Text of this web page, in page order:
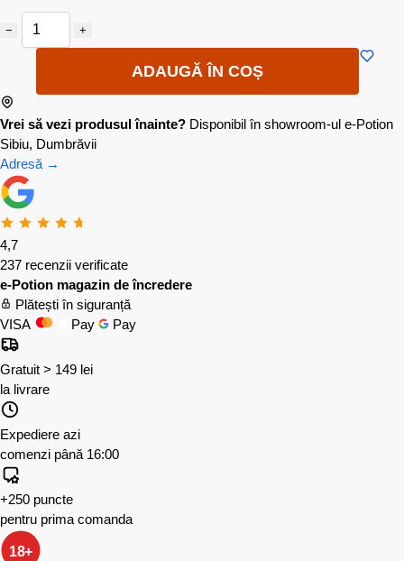
− +
ADAUGĂ ÎN COȘ
Vrei să vezi produsul înainte? Disponibil în showroom-ul e-Potion
Sibiu, Dumbrăvii
Adresă →
4,7
237 recenzii verificate
e-Potion magazin de încredere
Plătești în siguranță
VISA
Pay Pay
Gratuit > 149 lei
la livrare
Expediere azi
comenzi până 16:00
+250 puncte
pentru prima comanda
18+